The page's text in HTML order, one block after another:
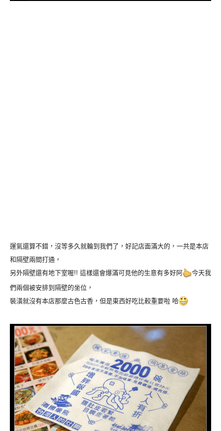
運氣還算不錯，沒等多久就輪到我們了，好記店面滿大的，一共是本店
和隔壁兩間打通，
另外隔壁還有地下室喔!! 這樣還會爆滿可見他的生意有多好阿
今天我
們兩個被安排到隔壁的坐位，
裝潢就沒有本店那麼古色古香，但是東西好吃比較重要啦 哈